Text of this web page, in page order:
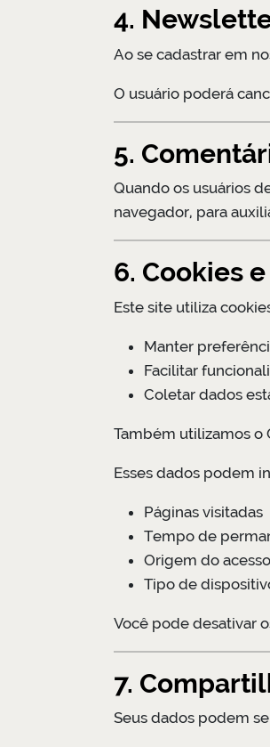
4.
Ao se cadastrar em
O usuário poderá
5.
Quando os usuários
navegador, para
6. Cookies
Este site utiliza
Manter
Facilitar
Coletar dados
Também utilizamos o
Esses dados podem
Páginas visitadas
Tempo de
Origem do acesso
Tipo de
Você pode desativar
7.
Seus dados podem